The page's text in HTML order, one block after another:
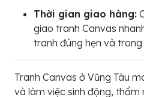
Thời gian giao hàng:
giao tranh Canvas
tranh đúng hẹn và
Tranh Canvas ở Vũng Tàu
và làm việc sinh động, thẩm